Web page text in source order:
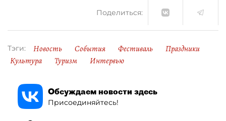
Поделиться:
Тэги: Новость События Фестиваль
Праздники
Культура
Туризм Интервью
Обсуждаем новости здесь
Присоединяйтесь!